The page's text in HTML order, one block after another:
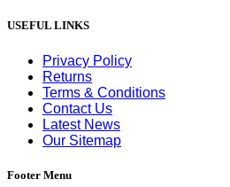
USEFUL LINKS
Privacy Policy
Returns
Terms & Conditions
Contact Us
Latest News
Our Sitemap
Footer Menu